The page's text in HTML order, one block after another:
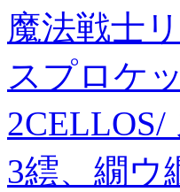
魔法戦士
スプロケ
3繧、繝ウ